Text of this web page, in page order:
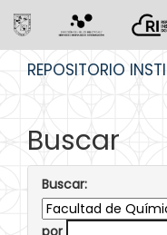
REPOSITORIO
Buscar
Buscar:
por